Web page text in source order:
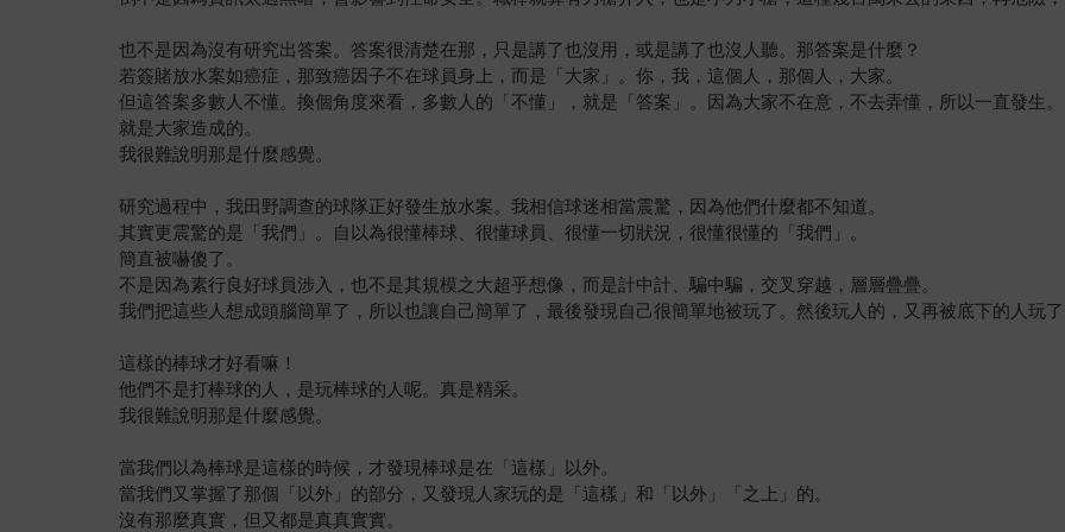
也不是因為沒有研究出答案。答案很清楚在那，只是講了也沒用，或是講了也沒人聽。那答案是什麼？
若簽賭放水案如癌症，那致癌因子不在球員身上，而是「大家」。你，我，這個人，那個人，大家。
但這答案多數人不懂。換個角度來看，多數人的「不懂」，就是「答案」。因為大家不在意，不去弄懂，所以一直發生。
就是大家造成的。
我很難說明那是什麼感覺。
研究過程中，我田野調查的球隊正好發生放水案。我相信球迷相當震驚，因為他們什麼都不知道。
其實更震驚的是「我們」。自以為很懂棒球、很懂球員、很懂一切狀況，很懂很懂的「我們」。
簡直被嚇傻了。
不是因為素行良好球員涉入，也不是其規模之大超乎想像，而是計中計、騙中騙，交叉穿越，層層疊疊。
我們把這些人想成頭腦簡單了，所以也讓自己簡單了，最後發現自己很簡單地被玩了。然後玩人的，又再被底下的人玩
這樣的棒球才好看嘛！
他們不是打棒球的人，是玩棒球的人呢。真是精采。
我很難說明那是什麼感覺。
當我們以為棒球是這樣的時候，才發現棒球是在「這樣」以外。
當我們又掌握了那個「以外」的部分，又發現人家玩的是「這樣」和「以外」「之上」的。
沒有那麼真實，但又都是真真實實。